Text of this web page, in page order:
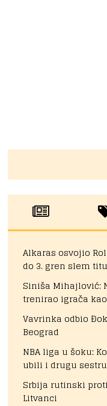
Alkaras osvojio
do 3. gren slem
Siniša Mihajlović:
trenirao igrača
Vavrinka odbio
Beograd
NBA liga u šoku:
ubili i drugu sestru
Srbija rutinski
Litvanci